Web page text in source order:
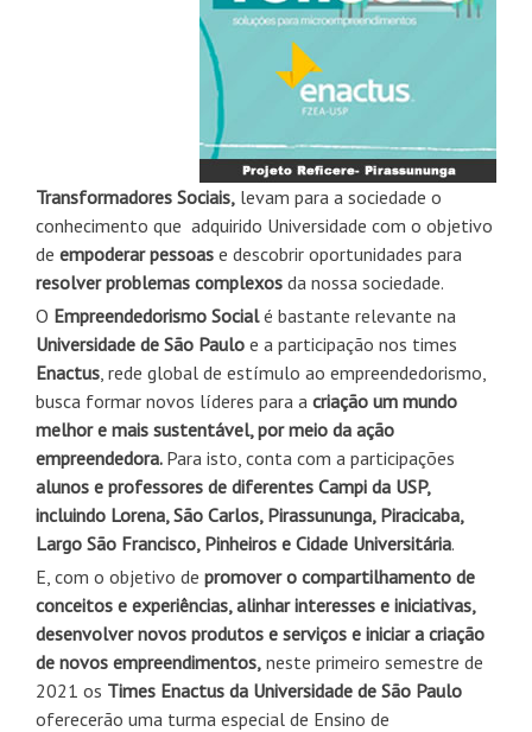
Transformadores Sociais, levam para a sociedade o
conhecimento que adquirido Universidade com o objetivo
de empoderar pessoas e descobrir oportunidades para
resolver problemas complexos da nossa sociedade.
O Empreendedorismo Socialé bastante relevante na
Universidade de São Paulo e a participação nos times
Enactus , rede global de estímulo ao empreendedorismo,
busca formar novos líderes para a criação um mundo
melhor e mais sustentável, por meio da ação
empreendedora. Para isto, conta com a participações
alunos e professores de diferentes Campi da USP,
incluindo Lorena, São Carlos, Pirassununga, Piracicaba,
Largo São Francisco, Pinheiros e Cidade Universitária.
E, com o objetivo de promover o compartilhamento de
conceitos e experiências, alinhar interesses e iniciativas,
desenvolver novos produtos e serviços e iniciar a criação
de novos empreendimentos, neste primeiro semestre de
2021 os Times Enactus da Universidade de São Paulo
oferecerão uma turma especial de Ensino de